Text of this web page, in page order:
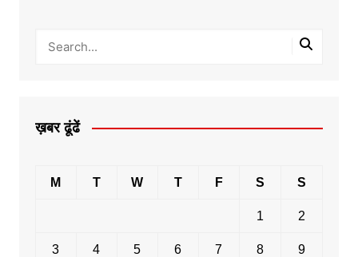
ख़बर ढूंढें
M T W T F S S
1 2
3 4 5 6 7 8 9